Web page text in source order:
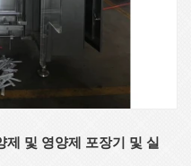
제 및 영양제 포장기 및 실